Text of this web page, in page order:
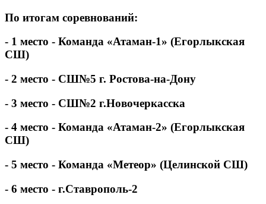
По итогам соревнований:
- 1 место - Команда «Атаман-1» (Егорлыкская
СШ)
- 2 место - СШ№5 г. Ростова-на-Дону
- 3 место - СШ№2 г.Новочеркасска
- 4 место - Команда «Атаман-2» (Егорлыкская
СШ)
- 5 место - Команда «Метеор» (Целинской СШ)
- 6 место - г.Ставрополь-2